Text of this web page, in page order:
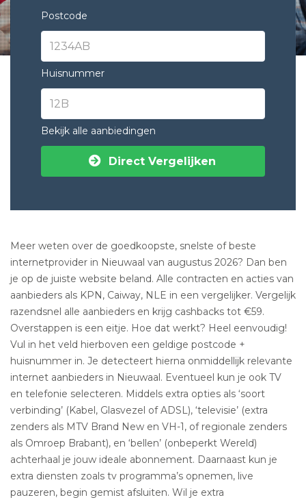
Postcode
Huisnummer
Bekijk alle aanbiedingen
Direct Vergelijken
Meer weten over de goedkoopste, snelste of beste
internetprovider in Nieuwaal van augustus 2026? Dan ben
je op de juiste website beland. Alle contracten en acties van
aanbieders als KPN, Caiway, NLE in een vergelijker. Vergelijk
razendsnel alle aanbieders en krijg cashbacks tot €59.
Overstappen is een eitje. Hoe dat werkt? Heel eenvoudig!
Vul in het veld hierboven een geldige postcode +
huisnummer in. Je detecteert hierna onmiddellijk relevante
internet aanbieders in Nieuwaal. Eventueel kun je ook TV
en telefonie selecteren. Middels extra opties als ‘soort
verbinding’ (Kabel, Glasvezel of ADSL), ‘televisie’ (extra
zenders als MTV Brand New en VH-1, of regionale zenders
als Omroep Brabant), en ‘bellen’ (onbeperkt Wereld)
achterhaal je jouw ideale abonnement. Daarnaast kun je
extra diensten zoals tv programma’s opnemen, live
pauzeren, begin gemist afsluiten. Wil je extra